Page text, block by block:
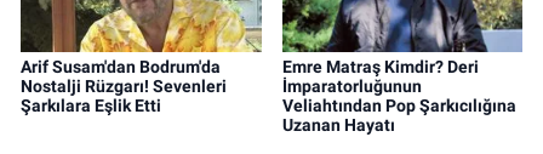
Arif Susam'dan Bodrum'da
Nostalji Rüzgarı! Sevenleri
Şarkılara Eşlik Etti
Emre Matraş Kimdir? Deri
İmparatorluğunun
Veliahtından Pop Şarkıcılığına
Uzanan Hayatı